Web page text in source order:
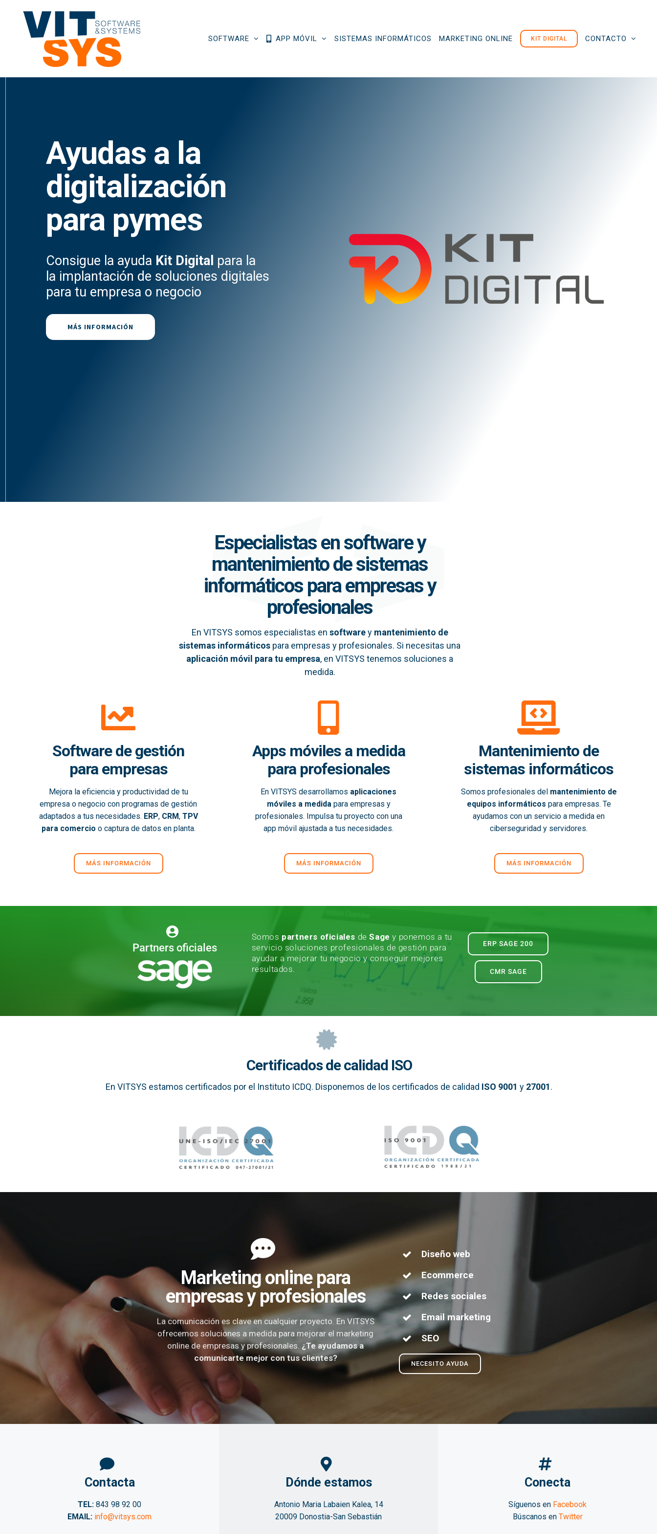
contenido
SOFTWARE APP MÓVIL SISTEMAS INFORMÁTICOS MARKETING ONLINE KIT DIGITAL CONTACTO
Ayudas a la
digitalización
para pymes
Consigue la ayuda Kit Digital para la
la implantación de soluciones digitales
para tu empresa o negocio
MÁS INFORMACIÓN
Especialistas en software y
mantenimiento de sistemas
informáticos para empresas y
profesionales
En VITSYS somos especialistas en softwarey mantenimiento de
sistemas informáticos para empresas y profesionales. Si necesitas una
aplicación móvil para tu empresa, en VITSYS tenemos soluciones a
medida.
Software de gestión
para empresas
Mejora la eficiencia y productividad de tu
empresa o negocio con programas de gestión
adaptados a tus necesidades. ERP, CRM, TPV
para comercio o captura de datos en planta.
MÁS INFORMACIÓN
Apps móviles a medida
para profesionales
En VITSYS desarrollamos aplicaciones
móviles a medidapara empresas y
profesionales. Impulsa tu proyecto con una
app móvil ajustada a tus necesidades.
MÁS INFORMACIÓN
Mantenimiento de
sistemas informáticos
Somos profesionales del mantenimiento de
equipos informáticos para empresas. Te
ayudamos con un servicio a medida en
ciberseguridad y servidores.
MÁS INFORMACIÓN
Partners oficiales
Somos partners oficiales deSagey ponemos a tu
servicio soluciones profesionales de gestión para
ayudar a mejorar tu negocio y conseguir mejores
resultados.
ERP SAGE 200
CMR SAGE
Certificados de calidad ISO
En VITSYS estamos certificados por el Instituto ICDQ. Disponemos de los certificados de calidad ISO 9001 y 27001.
Marketing online para
empresas y profesionales
La comunicación es clave en cualquier proyecto. En VITSYS
ofrecemos soluciones a medida para mejorar el marketing
online de empresas y profesionales. ¿Te ayudamos a
comunicarte mejor con tus clientes?
Diseño web
Ecommerce
Redes sociales
Email marketing
SEO
NECESITO AYUDA
Contacta
TEL: 843 98 92 00
EMAIL: info@vitsys.com
Dónde estamos
Antonio Maria Labaien Kalea, 14
20009 Donostia-San Sebastián
Conecta
Síguenos en Facebook
Búscanos en Twitter